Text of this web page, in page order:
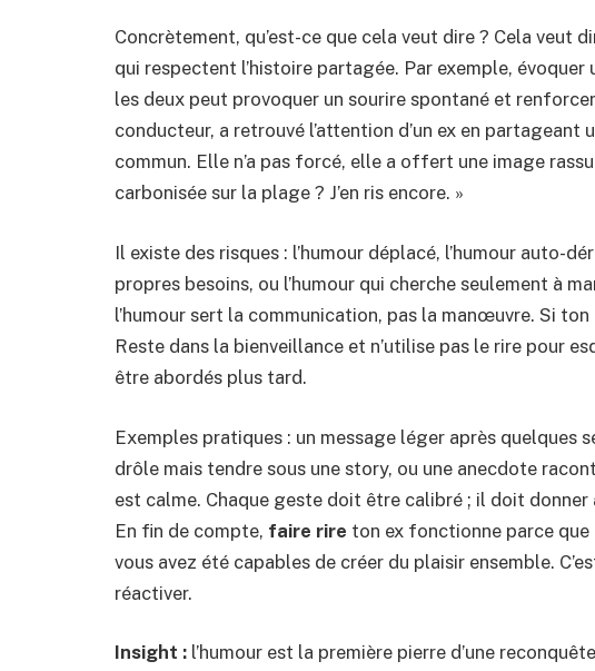
Concrètement, qu’est-ce que cela veut dire ? Cela veut
qui respectent l’histoire partagée. Par exemple,
les deux peut provoquer un sourire spontané et
conducteur, a retrouvé l’attention d’un ex en partageant
commun. Elle n’a pas forcé, elle a offert une image
carbonisée sur la plage ? J’en ris encore. »
Il existe des risques : l’humour déplacé, l’humour auto-
propres besoins, ou l’humour qui cherche seulement à
l’humour sert la communication, pas la manœuvre. Si
Reste dans la bienveillance et n’utilise pas le rire pour
être abordés plus tard.
Exemples pratiques : un message léger après quelques
drôle mais tendre sous une story, ou une anecdote
est calme. Chaque geste doit être calibré ; il doit donner à
En fin de compte, faire rire ton ex fonctionne parce
vous avez été capables de créer du plaisir ensemble.
réactiver.
Insight : l’humour est la première pierre d’une